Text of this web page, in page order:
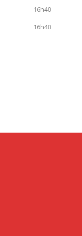
16h40
16h40